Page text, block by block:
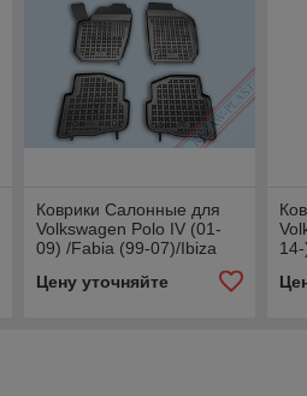
Коврики Салонные для
Volkswagen Polo IV (01-
09) /Fabia (99-07)/Ibiza
09)/Fox (04-)
Цену уточняйте